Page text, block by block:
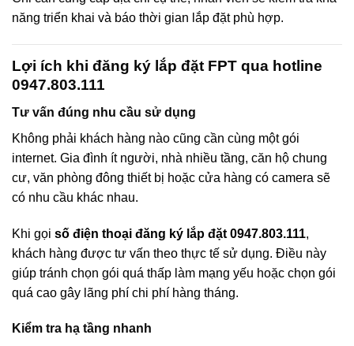
năng triển khai và báo thời gian lắp đặt phù hợp.
Lợi ích khi đăng ký lắp đặt FPT qua hotline
0947.803.111
Tư vấn đúng nhu cầu sử dụng
Không phải khách hàng nào cũng cần cùng một gói
internet. Gia đình ít người, nhà nhiều tầng, căn hộ chung
cư, văn phòng đông thiết bị hoặc cửa hàng có camera sẽ
có nhu cầu khác nhau.
Khi gọi số điện thoại đăng ký lắp đặt 0947.803.111,
khách hàng được tư vấn theo thực tế sử dụng. Điều này
giúp tránh chọn gói quá thấp làm mạng yếu hoặc chọn gói
quá cao gây lãng phí chi phí hàng tháng.
Kiểm tra hạ tầng nhanh